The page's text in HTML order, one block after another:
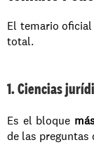
El temario oficial
total.
1. Ciencias
Es el bloque
de las preguntas